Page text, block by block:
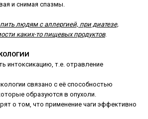
и снимая спазмы.
людям с аллергией, при диатезе,
каких-то пищевых продуктов.
интоксикацию, т.е. отравление
связано с её способностью
образуются в опухоли.
о том, что применение чаги эффективно